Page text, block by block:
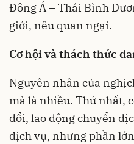
Đông Á – Thái Bình
giới, nêu quan ngại.
Cơ hội và thách thức
Nguyên nhân của
mà là nhiều. Thứ nhất,
đổi, lao động chuyển
dịch vụ, nhưng phần